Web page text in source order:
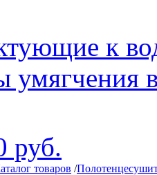
к
умягчения
руб.
товаров /